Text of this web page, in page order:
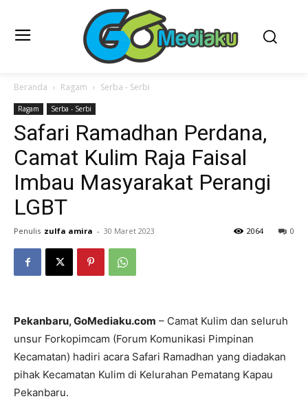
Beranda Ragam Serba - Serbi
Ragam Serba - Serbi
Safari Ramadhan Perdana,
Camat Kulim Raja Faisal
Imbau Masyarakat Perangi
LGBT
Penulis zulfa amira - 30 Maret 2023 0
2064
Pekanbaru, GoMediaku.com – Camat Kulim dan seluruh
unsur Forkopimcam (Forum Komunikasi Pimpinan
Kecamatan) hadiri acara Safari Ramadhan yang diadakan
pihak Kecamatan Kulim di Kelurahan Pematang Kapau
Pekanbaru.